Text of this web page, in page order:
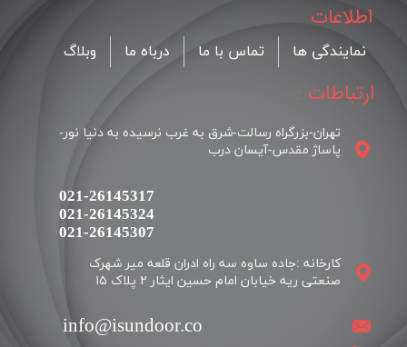
نمایندگی ها تماس با ما درباه ما وبلاگ
اطلاعات
ارتباطات :
تهران-بزرگراه رسالت-شرق به غرب نرسیده به دنیا نور-
پاساژ مقدس-آیسان درب
​​info@isundoor.co
کارخانه :جاده ساوه سه راه ادران قلعه میر شهرک
021-26145317
021-26145324
​​​​​​​021-26145307